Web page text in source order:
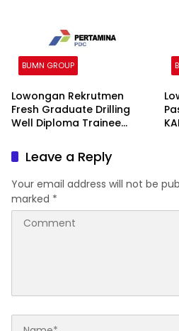
BUMN GROUP
Lowongan Rekrutmen
Fresh Graduate Drilling
Well Diploma Trainee
Leave a Reply
Your email address will not be
marked *